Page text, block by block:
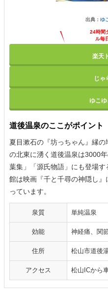
出典： ゆ
24時間
ル毎
楽天
じゃ
ゆこゆ
道後温泉のここがポイント
夏目漱石の『坊っちゃん』縁
の北東に湧く道後温泉は3000
葉集」「源氏物語」にも登場
館は映画『千と千尋の神隠し
っています。
泉質 単純温泉
効能 神経痛、関
住所 松山市道後
アクセス 松山ICから